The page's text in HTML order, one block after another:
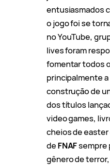
entusiasmados
o jogo foi se
no YouTube,
lives foram
fomentar todos
principalmente a
construção de
dos títulos
video games,
cheios de
deFNAFsempre
gênero de